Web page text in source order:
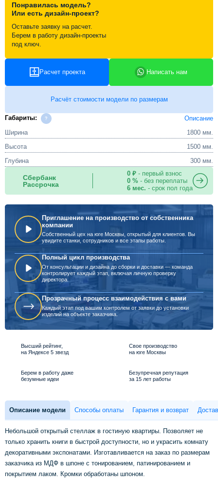
Статьи
Контакты
Понравилась модель?
Или есть дизайн-проект?
Оставьте заявку на расчет.
Берем в работу дизайн-проекты
под ключ.
Расчет проекта Написать нам
Расчёт стоимости модели по размерам
Габариты:
Описание
Ширина
1800 мм.
Высота
1500 мм.
Глубина
300 мм.
Сбербанк
Рассрочка
0 ₽- первый взнос
0 %- без переплаты
6 мес. - срок пол года
Приглашение на производство от собственника
компании
Собственный цех на юге Москвы, открытый для клиентов. Вы
увидите станки, сотрудников и все этапы работы.
Полный цикл производства
От консультации и дизайна до сборки и доставки — команда
контролирует каждый этап, включая личную проверку
директора.
Прозрачный процесс взаимодействия с вами
Каждый этап под вашим контролем от заявки до установки
изделий на объекте заказчика.
Высший рейтинг,
на Яндексе 5 звезд
Свое производство
на юге Москвы
Берем в работу даже
безумные идеи
Безупречная репутация
за 15 лет работы
Описание модели Способы оплаты Гарантия и возврат
Небольшой открытый стеллаж в гостиную квартиры. Позволяет не
только хранить книги в быстрой доступности, но и украсить комнату
декоративными экспонатами. Изготавливается на заказ по размерам
заказчика из МДФ в шпоне с тонированием, патинированием и
покрытием лаком. Кромки обработаны шпоном.